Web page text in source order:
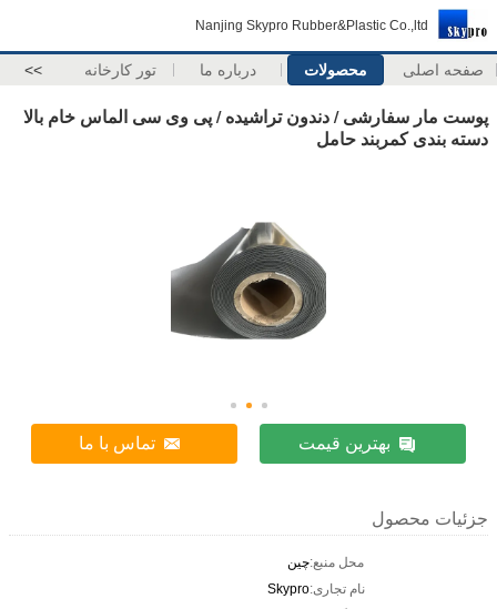
Nanjing Skypro Rubber&Plastic Co.,ltd
صفحه اصلی محصولات درباره ما تور کارخانه >>
پوست مار سفارشی / دندون تراشیده / پی وی سی الماس خام بالا
دسته بندی کمربند حامل
بهترین قیمت تماس با ما
جزئیات محصول
محل منبع:چین
نام تجاری:Skypro